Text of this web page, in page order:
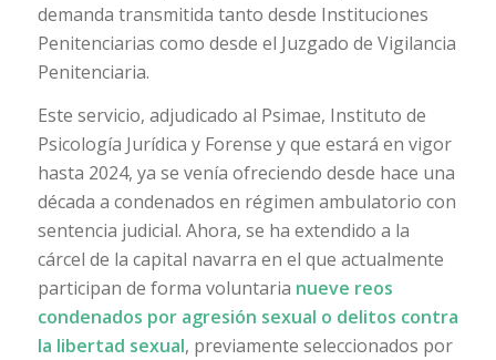
demanda transmitida tanto desde Instituciones
Penitenciarias como desde el Juzgado de Vigilancia
Penitenciaria.
Este servicio, adjudicado al Psimae, Instituto de
Psicología Jurídica y Forense y que estará en vigor
hasta 2024, ya se venía ofreciendo desde hace una
década a condenados en régimen ambulatorio con
sentencia judicial. Ahora, se ha extendido a la
cárcel de la capital navarra en el que actualmente
participan de forma voluntaria nueve reos
condenados por agresión sexual o delitos contra
la libertad sexual, previamente seleccionados por